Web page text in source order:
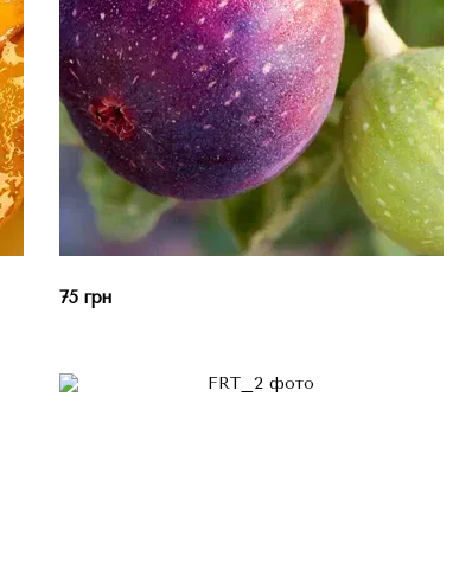
75 грн